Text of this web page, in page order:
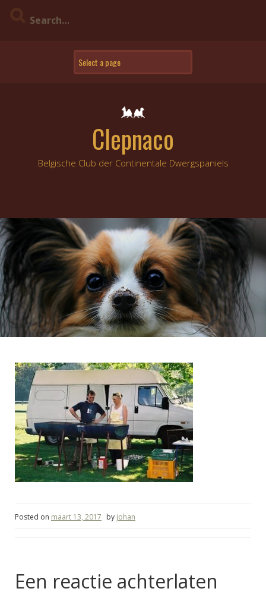
Clepnaco
Belgische Club der Continentale Dwergspaniels
Posted on maart 13, 2017 by johan
Een reactie achterlaten